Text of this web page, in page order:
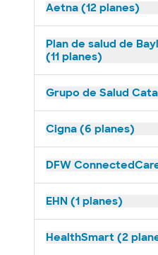
Aetna (12 planes)
Plan de salud de
(11 planes)
Grupo de Salud
Cigna (6 planes)
DFW
EHN (1 planes)
HealthSmart (2